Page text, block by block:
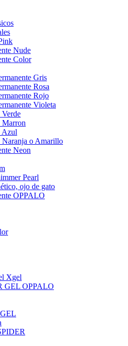
Nude
Color
Gris
Rosa
Rojo
Violeta
Marron
Azul
Naranja o Amarillo
Neon
Pearl
ojo de gato
OPPALO
Xgel
GEL OPPALO